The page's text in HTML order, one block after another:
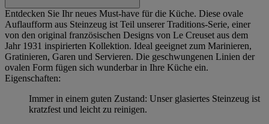
Entdecken Sie Ihr neues Must-have für die Küche. Diese ovale
Auflaufform aus Steinzeug ist Teil unserer Traditions-Serie, einer
von den original französischen Designs von Le Creuset aus dem
Jahr 1931 inspirierten Kollektion. Ideal geeignet zum Marinieren,
Gratinieren, Garen und Servieren. Die geschwungenen Linien der
ovalen Form fügen sich wunderbar in Ihre Küche ein.
Eigenschaften:
Immer in einem guten Zustand: Unser glasiertes Steinzeug ist
kratzfest und leicht zu reinigen.